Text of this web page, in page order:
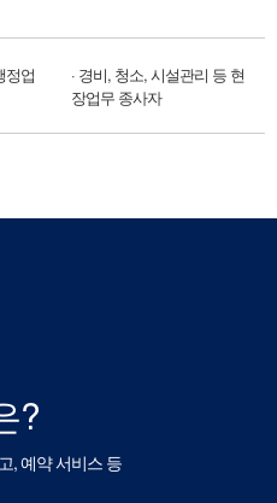
정업
· 경비, 청소, 시설관리 등 현
장업무 종사자
?
, 예약 서비스 등